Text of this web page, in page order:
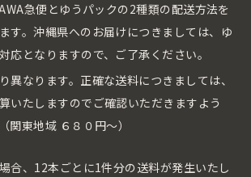
急便とゆうパックの2種類の配送方法を
す。沖縄県へのお届けにつきましては、ゆ
応となりますので、ご了承ください。
異なります。正確な送料につきましては、
いたしますのでご確認いただきますよう
関東地域 ６８０円〜）
合、12本ごとに1件分の送料が発生いたし